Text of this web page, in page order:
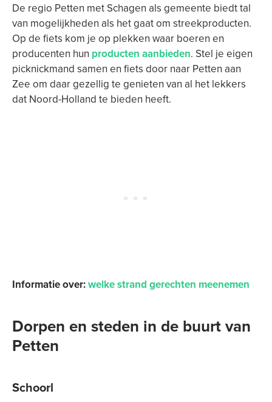
De regio Petten met Schagen als gemeente biedt tal
van mogelijkheden als het gaat om streekproducten.
Op de fiets kom je op plekken waar boeren en
producenten hun producten aanbieden. Stel je eigen
picknickmand samen en fiets door naar Petten aan
Zee om daar gezellig te genieten van al het lekkers
dat Noord-Holland te bieden heeft.
Informatie over:welke strand gerechten meenemen
Dorpen en steden in de buurt van
Petten
Schoorl